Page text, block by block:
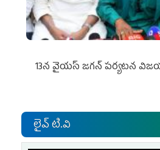
13న వైయస్‌ జగన్‌ పర్యటన
లైవ్ టి.వి